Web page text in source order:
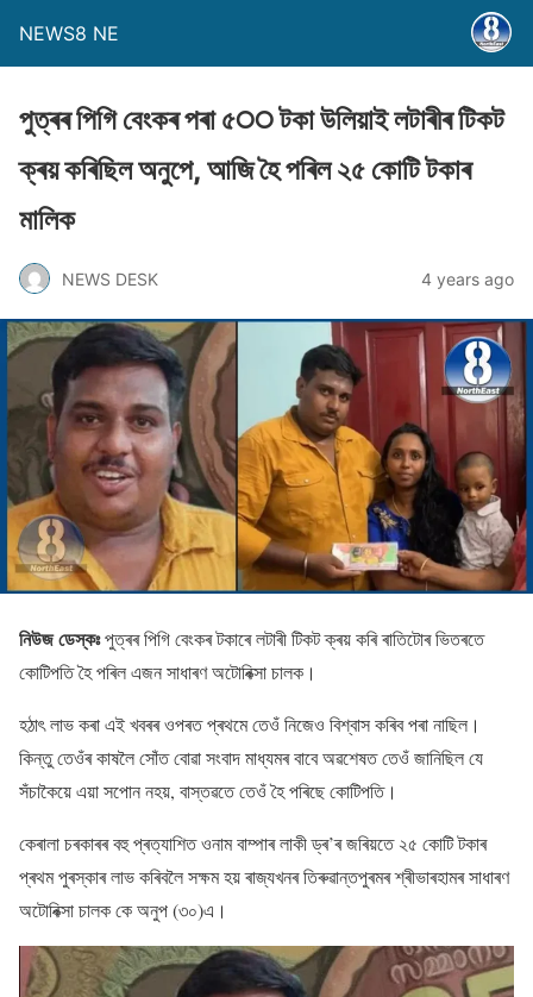
NEWS8 NE
পুত্ৰৰ পিগি বেংকৰ পৰা ৫੦੦ টকা উলিয়াই লটাৰীৰ টিকট
ক্ৰয় কৰিছিল অনুপে, আজি হৈ পৰিল ২৫ কোটি টকাৰ
মালিক
NEWS DESK 4 years ago
নিউজ ডেস্কঃপুত্ৰৰ পিগি বেংকৰ টকাৰে লটাৰী টিকট ক্ৰয় কৰি ৰাতিটোৰ ভিতৰতে
কোটিপতি হৈ পৰিল এজন সাধাৰণ অটোৰিক্সা চালক।
হঠাৎ লাভ কৰা এই খবৰৰ ওপৰত প্ৰথমে তেওঁ নিজেও বিশ্বাস কৰিব পৰা নাছিল।
কিন্তু তেওঁৰ কাষলৈ সোঁত বোৱা সংবাদ মাধ্যমৰ বাবে অৱশেষত তেওঁ জানিছিল যে
সঁচাকৈয়ে এয়া সপোন নহয়, বাস্তৱতে তেওঁ হৈ পৰিছে কোটিপতি।
কেৰালা চৰকাৰৰ বহু প্ৰত্যাশিত ওনাম বাম্পাৰ লাকী ড্ৰ’ৰ জৰিয়তে ২৫ কোটি টকাৰ
প্ৰথম পুৰস্কাৰ লাভ কৰিবলৈ সক্ষম হয় ৰাজ্যখনৰ তিৰুৱান্তপুৰমৰ শ্ৰীভাৰহামৰ সাধাৰণ
অটোৰিক্সা চালক কে অনুপ (৩০)এ।